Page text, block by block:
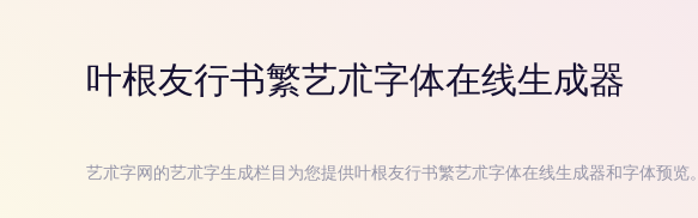
叶根友行书繁艺朮字体在线生成器
艺朮字网的艺朮字生成栏目为您提供叶根友行书繁艺朮字体在线生成器和字体预览。